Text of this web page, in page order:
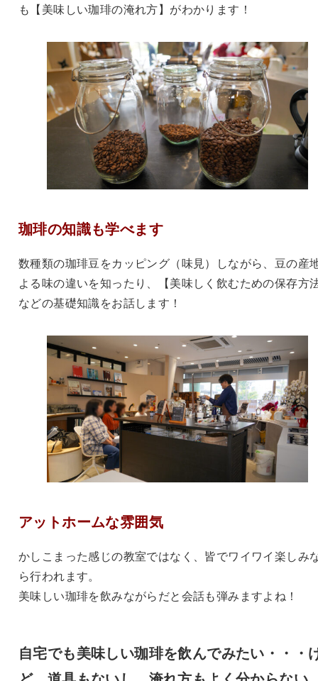
も【美味しい珈琲の淹れ方】がわかります！
珈琲の知識も学べます
数種類の珈琲豆をカッピング（味見）しながら、豆の産
よる味の違いを知ったり、【美味しく飲むための保存方
などの基礎知識をお話します！
アットホームな雰囲気
かしこまった感じの教室ではなく、皆でワイワイ楽しみ
ら行われます。
美味しい珈琲を飲みながらだと会話も弾みますよね！
自宅でも美味しい珈琲を飲んでみたい・・・